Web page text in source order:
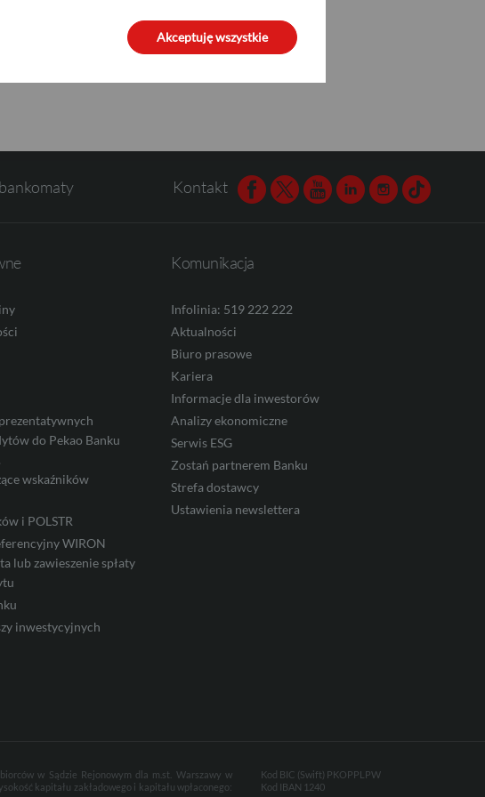
Kontakt Facebook
TwitterYoutubeLinkedinInstagram
TikTok
do Pekao Banku
wskaźników
i POLSTR
WIRON
lub zawieszenie spłaty
inwestycyjnych
Komunikacja
Infolinia: 519 222 222
Aktualności
Biuro prasowe
Kariera
Informacje dla inwestorów
Analizy ekonomiczne
Serwis ESG
Zostań partnerem Banku
Strefa dostawcy
Ustawienia newslettera
w Sądzie Rejonowym dla m.st. Warszawy w
kapitału zakładowego i kapitału wpłaconego:
Kod BIC (Swift) PKOPPLPW
Kod IBAN 1240
Akceptuję wszystkie